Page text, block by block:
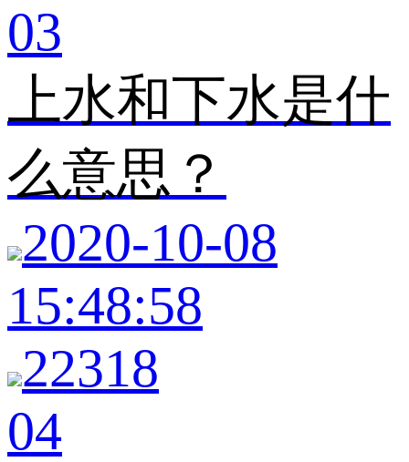
03
上水和下水是什
么意思？
2020-10-08
15:48:58
22318
04